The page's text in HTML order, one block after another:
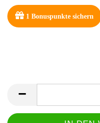
1 Bonuspunkte sichern